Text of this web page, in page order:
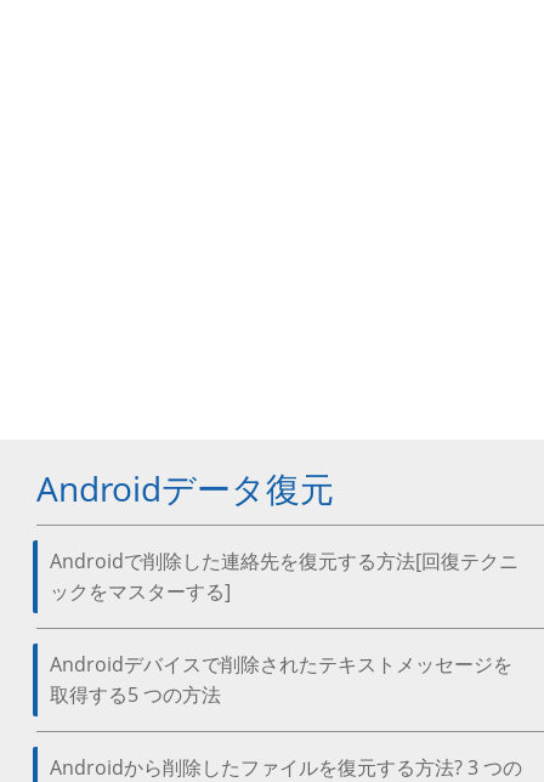
Androidデータ復元
Androidで削除した連絡先を復元する方法[回復テクニ
ックをマスターする]
Androidデバイスで削除されたテキストメッセージを
取得する5 つの方法
Androidから削除したファイルを復元する方法? 3 つの